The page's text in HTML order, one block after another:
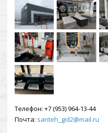
Телефон: +7 (953) 964-13-44
Почта: santeh_gid2@mail.ru